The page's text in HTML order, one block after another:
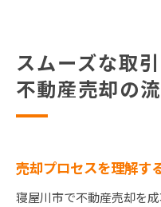
スムーズな取
不動産売却の
売却プロセスを理解す
寝屋川市で不動産売却を